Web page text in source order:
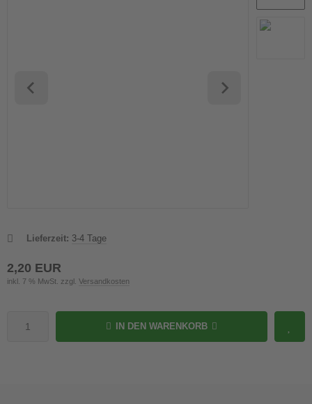
Lieferzeit: 3-4 Tage
2,20 EUR
inkl. 7 % MwSt. zzgl. Versandkosten
IN DEN WARENKORB